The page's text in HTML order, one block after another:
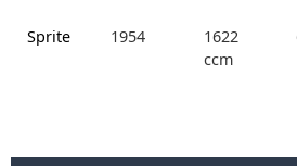
Sprite 1954
1622
ccm